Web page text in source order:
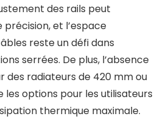
des rails peut
et l’espace
reste un défi dans
serrées. De plus, l’absence
des radiateurs de 420 mm ou
options pour les utilisateurs
thermique maximale.